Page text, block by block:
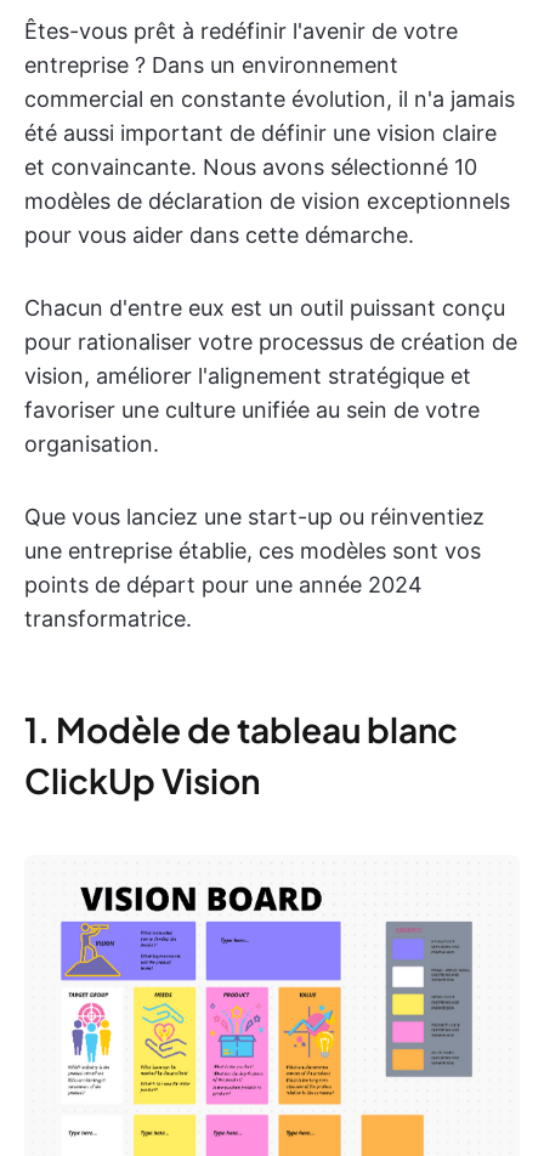
Êtes-vous prêt à redéfinir l'avenir de votre
entreprise ? Dans un environnement
commercial en constante évolution, il n'a jamais
été aussi important de définir une vision claire
et convaincante. Nous avons sélectionné 10
modèles de déclaration de vision exceptionnels
pour vous aider dans cette démarche.
Chacun d'entre eux est un outil puissant conçu
pour rationaliser votre processus de création de
vision, améliorer l'alignement stratégique et
favoriser une culture unifiée au sein de votre
organisation.
Que vous lanciez une start-up ou réinventiez
une entreprise établie, ces modèles sont vos
points de départ pour une année 2024
transformatrice.
1. Modèle de tableau blanc
ClickUp Vision